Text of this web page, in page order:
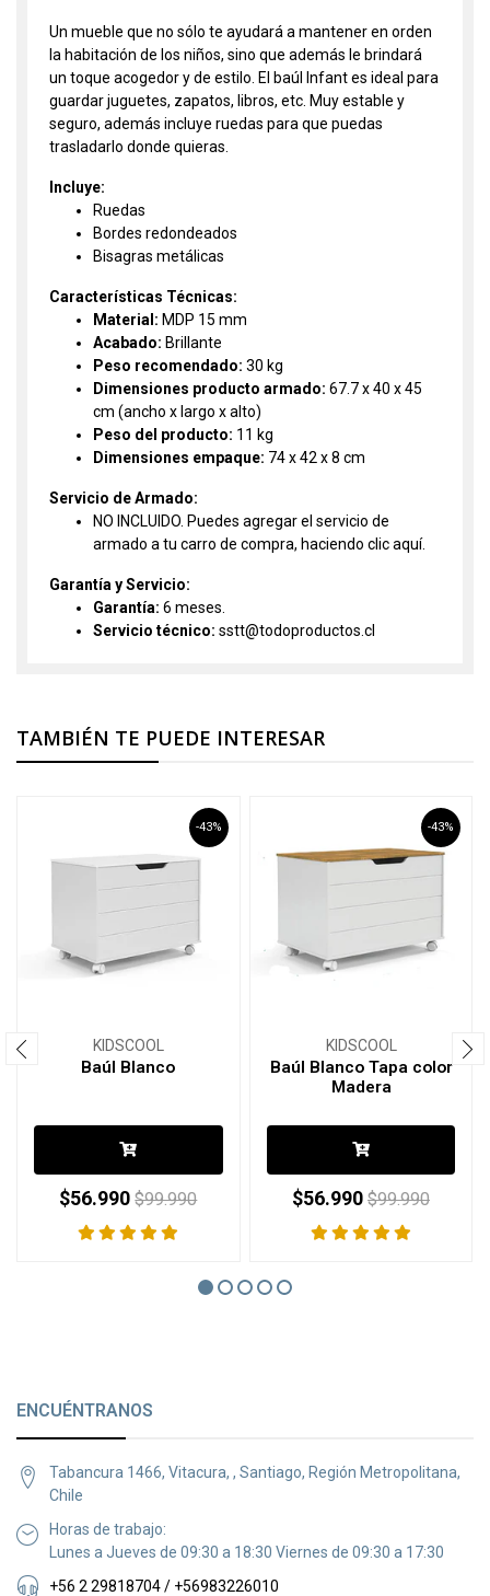
Un mueble que no sólo te ayudará a mantener en orden
la habitación de los niños, sino que además le brindará
un toque acogedor y de estilo. El baúl Infant es ideal para
guardar juguetes, zapatos, libros, etc. Muy estable y
seguro, además incluye ruedas para que puedas
trasladarlo donde quieras.
Incluye:
Ruedas
Bordes redondeados
Bisagras metálicas
Características Técnicas:
Material: MDP 15 mm
Acabado: Brillante
Peso recomendado: 30 kg
Dimensiones producto armado: 67.7 x 40 x 45
cm (ancho x largo x alto)
Peso del producto: 11 kg
Dimensiones empaque: 74 x 42 x 8 cm
Servicio de Armado:
NO INCLUIDO. Puedes agregar el servicio de
armado a tu carro de compra, haciendo clicaquí.
Garantía y Servicio:
Garantía: 6 meses.
Servicio técnico: sstt@todoproductos.cl
TAMBIÉN TE PUEDE INTERESAR
-43%
KIDSCOOL
Baúl Blanco
$56.990 $99.990
-43%
KIDSCOOL
Baúl Blanco Tapa color
Madera
$56.990 $99.990
ENCUÉNTRANOS
Tabancura 1466, Vitacura, , Santiago, Región Metropolitana,
Chile
Horas de trabajo:
Lunes a Jueves de 09:30 a 18:30 Viernes de 09:30 a 17:30
+56 2 29818704 / +56983226010